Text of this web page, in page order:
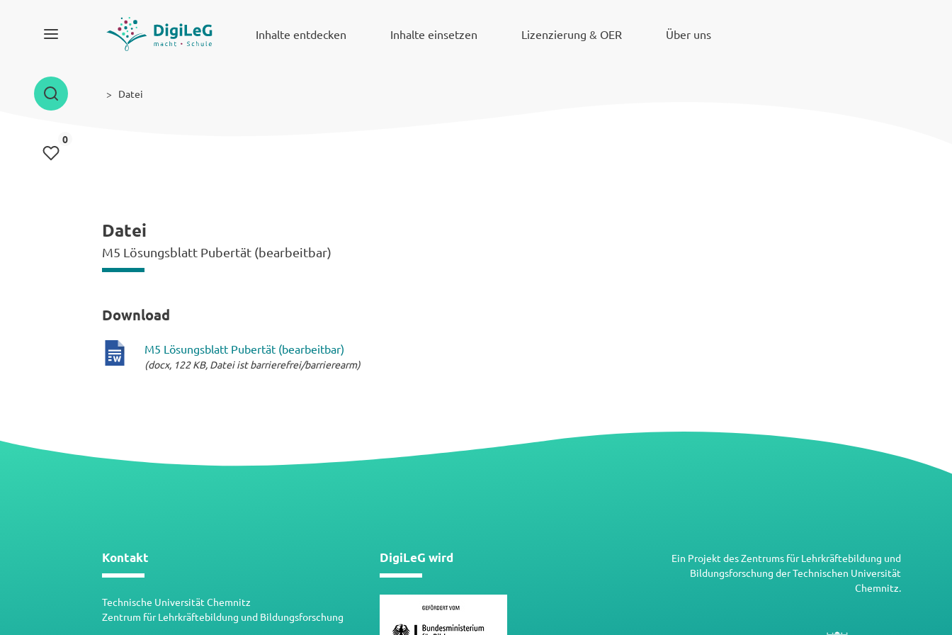
Inhalte entdecken Inhalte einsetzen Lizenzierung & OER Über uns
0Inhalte gemerkt
Datei
Datei
M5 Lösungsblatt Pubertät (bearbeitbar)
Download
M5 Lösungsblatt Pubertät (bearbeitbar)
(docx, 122 KB, Datei ist barrierefrei/barrierearm)
Kontakt
Technische Universität Chemnitz
Zentrum für Lehrkräftebildung und Bildungsforschung
DigiLeG wird Ein Projekt desZentrums für Lehrkräftebildung und
Bildungsforschung derTechnischen Universität
Chemnitz.